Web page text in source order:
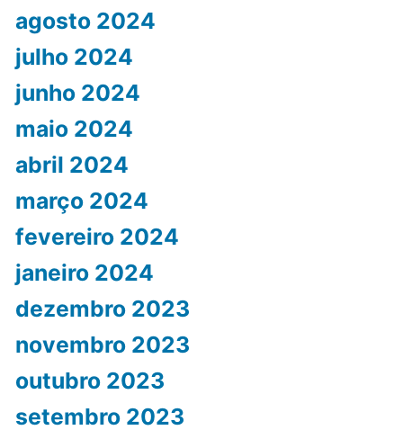
agosto 2024
julho 2024
junho 2024
maio 2024
abril 2024
março 2024
fevereiro 2024
janeiro 2024
dezembro 2023
novembro 2023
outubro 2023
setembro 2023